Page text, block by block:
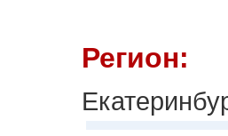
Регион: